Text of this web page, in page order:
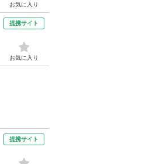
お気に入り
提携サイト
お気に入り
提携サイト